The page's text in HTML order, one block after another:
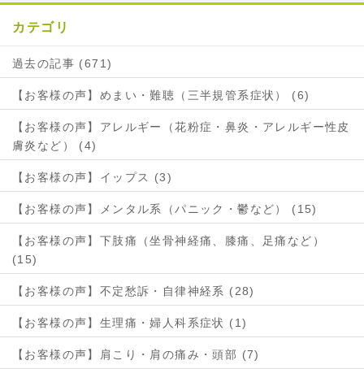
カテゴリ
過去の記事 (671)
【お客様の声】めまい・難聴（三半規管系症状） (6)
【お客様の声】アレルギー（花粉症・鼻炎・アレルギー性皮
膚炎など） (4)
【お客様の声】イップス (3)
【お客様の声】メンタル系（パニック・鬱など） (15)
【お客様の声】下肢痛（坐骨神経痛、膝痛、足痛など）
(15)
【お客様の声】不定愁訴・自律神経系 (28)
【お客様の声】生理痛・婦人科系症状 (1)
【お客様の声】肩こり・肩の痛み・頭部 (7)